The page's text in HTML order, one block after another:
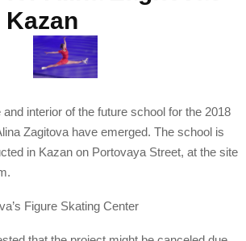
interior of the future school for the 2018
Zagitova have emerged. The school is
in Kazan on Portovaya Street, at the site
Figure Skating Center